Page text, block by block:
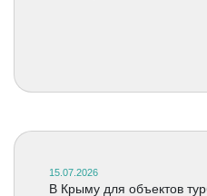
15.07.2026
В Крыму для объектов